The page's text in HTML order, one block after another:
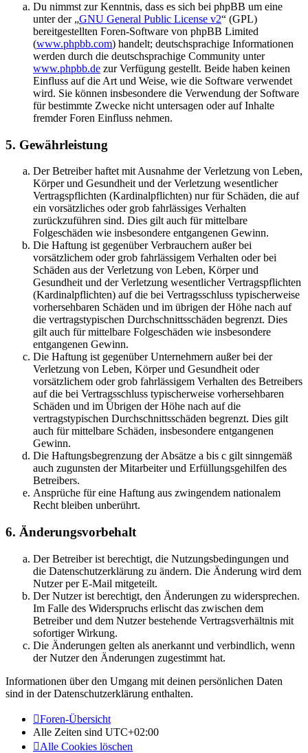
Du nimmst zur Kenntnis, dass es sich bei phpBB um eine
unter der „GNU General Public License v2“ (GPL)
bereitgestellten Foren-Software von phpBB Limited
(www.phpbb.com) handelt; deutschsprachige Informationen
werden durch die deutschsprachige Community unter
www.phpbb.de zur Verfügung gestellt. Beide haben keinen
Einfluss auf die Art und Weise, wie die Software verwendet
wird. Sie können insbesondere die Verwendung der Software
für bestimmte Zwecke nicht untersagen oder auf Inhalte
fremder Foren Einfluss nehmen.
5. Gewährleistung
Der Betreiber haftet mit Ausnahme der Verletzung von Leben,
Körper und Gesundheit und der Verletzung wesentlicher
Vertragspflichten (Kardinalpflichten) nur für Schäden, die auf
ein vorsätzliches oder grob fahrlässiges Verhalten
zurückzuführen sind. Dies gilt auch für mittelbare
Folgeschäden wie insbesondere entgangenen Gewinn.
Die Haftung ist gegenüber Verbrauchern außer bei
vorsätzlichem oder grob fahrlässigem Verhalten oder bei
Schäden aus der Verletzung von Leben, Körper und
Gesundheit und der Verletzung wesentlicher Vertragspflichten
(Kardinalpflichten) auf die bei Vertragsschluss typischerweise
vorhersehbaren Schäden und im übrigen der Höhe nach auf
die vertragstypischen Durchschnittsschäden begrenzt. Dies
gilt auch für mittelbare Folgeschäden wie insbesondere
entgangenen Gewinn.
Die Haftung ist gegenüber Unternehmern außer bei der
Verletzung von Leben, Körper und Gesundheit oder
vorsätzlichem oder grob fahrlässigem Verhalten des Betreibers
auf die bei Vertragsschluss typischerweise vorhersehbaren
Schäden und im Übrigen der Höhe nach auf die
vertragstypischen Durchschnittsschäden begrenzt. Dies gilt
auch für mittelbare Schäden, insbesondere entgangenen
Gewinn.
Die Haftungsbegrenzung der Absätze a bis c gilt sinngemäß
auch zugunsten der Mitarbeiter und Erfüllungsgehilfen des
Betreibers.
Ansprüche für eine Haftung aus zwingendem nationalem
Recht bleiben unberührt.
6. Änderungsvorbehalt
Der Betreiber ist berechtigt, die Nutzungsbedingungen und
die Datenschutzerklärung zu ändern. Die Änderung wird dem
Nutzer per E-Mail mitgeteilt.
Der Nutzer ist berechtigt, den Änderungen zu widersprechen.
Im Falle des Widerspruchs erlischt das zwischen dem
Betreiber und dem Nutzer bestehende Vertragsverhältnis mit
sofortiger Wirkung.
Die Änderungen gelten als anerkannt und verbindlich, wenn
der Nutzer den Änderungen zugestimmt hat.
Informationen über den Umgang mit deinen persönlichen Daten
sind in der Datenschutzerklärung enthalten.
Foren-Übersicht
Alle Zeiten sind UTC+02:00
Alle Cookies löschen